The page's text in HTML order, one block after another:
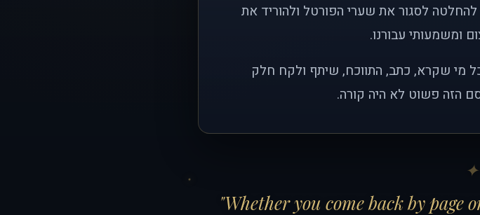
לסגור את שערי הפורטל ולהוריד את
ומשמעותי עבורנו.
מי שקרא, כתב, התווכח, שיתף ולקח חלק
הזה פשוט לא היה קורה.
"Whether you come back by page